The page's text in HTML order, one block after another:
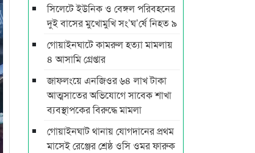
সিলেটে ইউনিক ও বেঙ্গল পরিবহনের
দুই বাসের মুখোমুখি সং’ঘ’র্ষে নিহত ৯
গোয়াইনঘাটে কামরুল হত্যা মামলায়
৪ আসামি গ্রেপ্তার
জাফলংয়ে এনজিওর ৬৪ লাখ টাকা
আত্মসাতের অভিযোগে সাবেক শাখা
ব্যবস্থাপকের বিরুদ্ধে মামলা
গোয়াইনঘাট থানায় যোগদানের প্রথম
মাসেই রেঞ্জের শ্রেষ্ঠ ওসি ওমর ফারুক